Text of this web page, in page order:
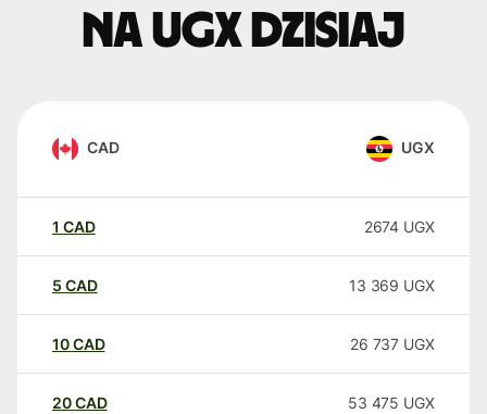
na UGX dzisiaj
CAD UGX
1 CAD 2674 UGX
5 CAD 13 369 UGX
10CAD 26 737 UGX
20CAD 53 475 UGX